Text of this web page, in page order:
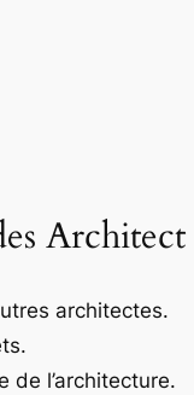
Architect
architectes.
de l’architecture.